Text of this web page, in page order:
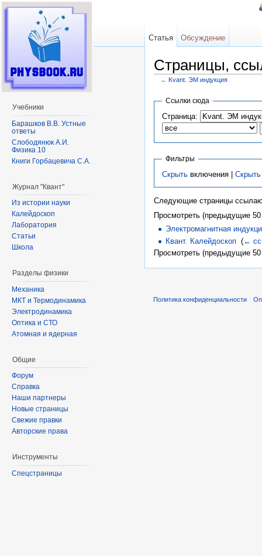
Страницы,
← Kvant. ЭМ индукция
Ссылки сюда
Страница:
Фильтры
Скрытьвключения | Скрыть
Следующие страницы
Просмотреть (предыдущие
Электромагнитная
Квант. Калейдоскоп ‎(←
Просмотреть (предыдущие
Статья Обсуждение
Учебники
Барашков В.В. Устные
ответы
Слободянюк А.И.
Физика 10
Книги Горбацевича С.А.
Журнал "Квант"
Из истории науки
Калейдоскоп
Лаборатория
Статьи
Школа
Разделы физики
Механика
МКТ и Термодинамика
Электродинамика
Оптика и СТО
Атомная и ядерная
Общие
Форум
Справка
Наши партнеры
Новые страницы
Свежие правки
Авторские права
Инструменты
Спецстраницы
Политика конфиденциальности